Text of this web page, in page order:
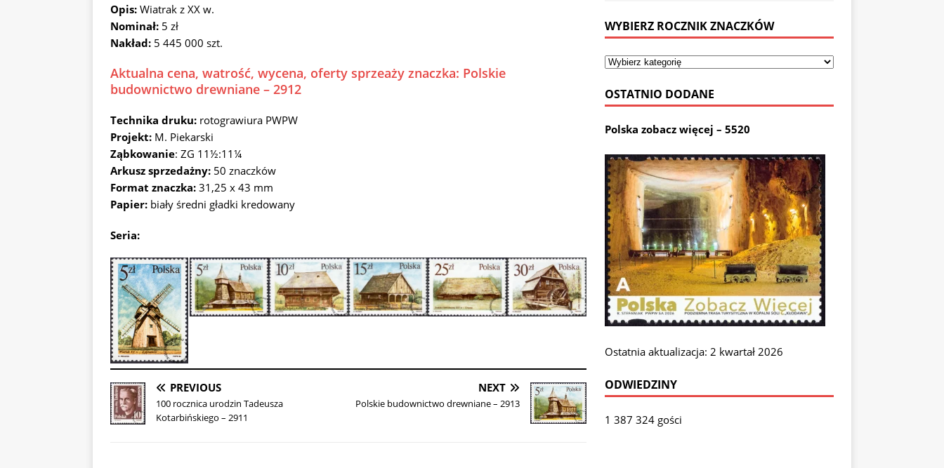
Opis: Wiatrak z XX w.
Nominał: 5 zł
Nakład: 5 445 000 szt.
Aktualna cena, watrość, wycena, oferty sprzeaży znaczka: Polskie
budownictwo drewniane – 2912
Technika druku: rotograwiura PWPW
Projekt: M. Piekarski
Ząbkowanie: ZG 11½:11¼
Arkusz sprzedażny: 50 znaczków
Format znaczka: 31,25 x 43 mm
Papier: biały średni gładki kredowany
Seria:
PREVIOUS
100 rocznica urodzin Tadeusza
Kotarbińskiego – 2911
NEXT
Polskie budownictwo drewniane – 2913
WYBIERZ ROCZNIK ZNACZKÓW
OSTATNIO DODANE
Polska zobacz więcej – 5520
Ostatnia aktualizacja: 2 kwartał 2026
ODWIEDZINY
1 387 324 gości